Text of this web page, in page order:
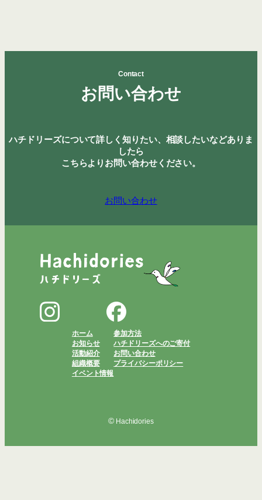
Contact
お問い合わせ
ハチドリーズについて詳しく知りたい、相談したいなどありま
したら
こちらよりお問い合わせください。
お問い合わせ
ホーム
お知らせ
活動紹介
組織概要
イベント情報
参加方法
ハチドリーズへのご寄付
お問い合わせ
プライバシーポリシー
© Hachidories